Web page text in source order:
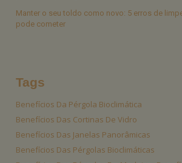
Manter o seu toldo como novo: 5 erros de
pode cometer
Tags
Benefícios Da Pérgola Bioclimática
Benefícios Das Cortinas De Vidro
Benefícios Das Janelas Panorâmicas
Benefícios Das Pérgolas Bioclimáticas